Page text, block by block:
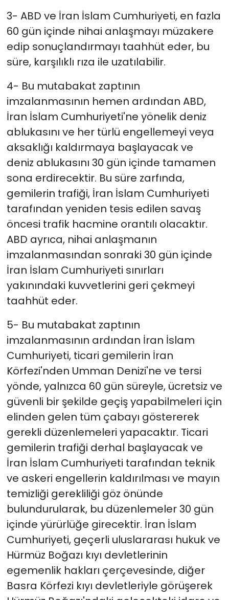
3- ABD ve İran İslam Cumhuriyeti, en fazla
60 gün içinde nihai anlaşmayı müzakere
edip sonuçlandırmayı taahhüt eder, bu
süre, karşılıklı rıza ile uzatılabilir.
4- Bu mutabakat zaptının
imzalanmasının hemen ardından ABD,
İran İslam Cumhuriyeti'ne yönelik deniz
ablukasını ve her türlü engellemeyi veya
aksaklığı kaldırmaya başlayacak ve
deniz ablukasını 30 gün içinde tamamen
sona erdirecektir. Bu süre zarfında,
gemilerin trafiği, İran İslam Cumhuriyeti
tarafından yeniden tesis edilen savaş
öncesi trafik hacmine orantılı olacaktır.
ABD ayrıca, nihai anlaşmanın
imzalanmasından sonraki 30 gün içinde
İran İslam Cumhuriyeti sınırları
yakınındaki kuvvetlerini geri çekmeyi
taahhüt eder.
5- Bu mutabakat zaptının
imzalanmasının ardından İran İslam
Cumhuriyeti, ticari gemilerin İran
Körfezi'nden Umman Denizi'ne ve tersi
yönde, yalnızca 60 gün süreyle, ücretsiz ve
güvenli bir şekilde geçiş yapabilmeleri için
elinden gelen tüm çabayı göstererek
gerekli düzenlemeleri yapacaktır. Ticari
gemilerin trafiği derhal başlayacak ve
İran İslam Cumhuriyeti tarafından teknik
ve askeri engellerin kaldırılması ve mayın
temizliği gerekliliği göz önünde
bulundurularak, bu düzenlemeler 30 gün
içinde yürürlüğe girecektir. İran İslam
Cumhuriyeti, geçerli uluslararası hukuk ve
Hürmüz Boğazı kıyı devletlerinin
egemenlik hakları çerçevesinde, diğer
Basra Körfezi kıyı devletleriyle görüşerek